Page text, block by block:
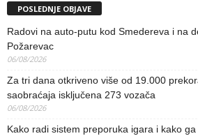
POSLEDNJE OBJAVE
Radovi na auto-putu kod Smedereva i na
Požarevac
06/08/2026
Za tri dana otkriveno više od 19.000
saobraćaja isključena 273 vozača
06/08/2026
Kako radi sistem preporuka igara i kako